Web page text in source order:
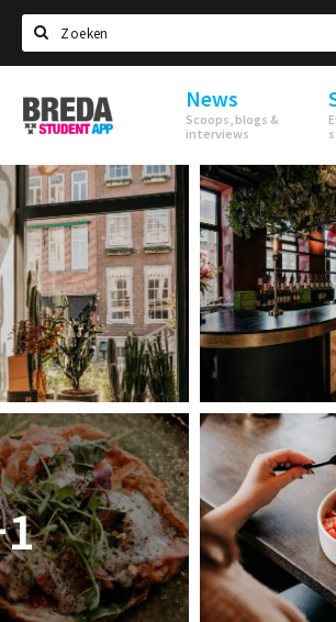
Search
Breda
Student
News
Scoops, blogs &
interviews